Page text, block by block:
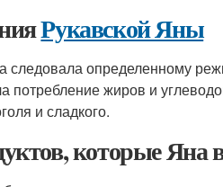
Рукавской Яны
определенному
потребление жиров и
и сладкого.
которые Яна